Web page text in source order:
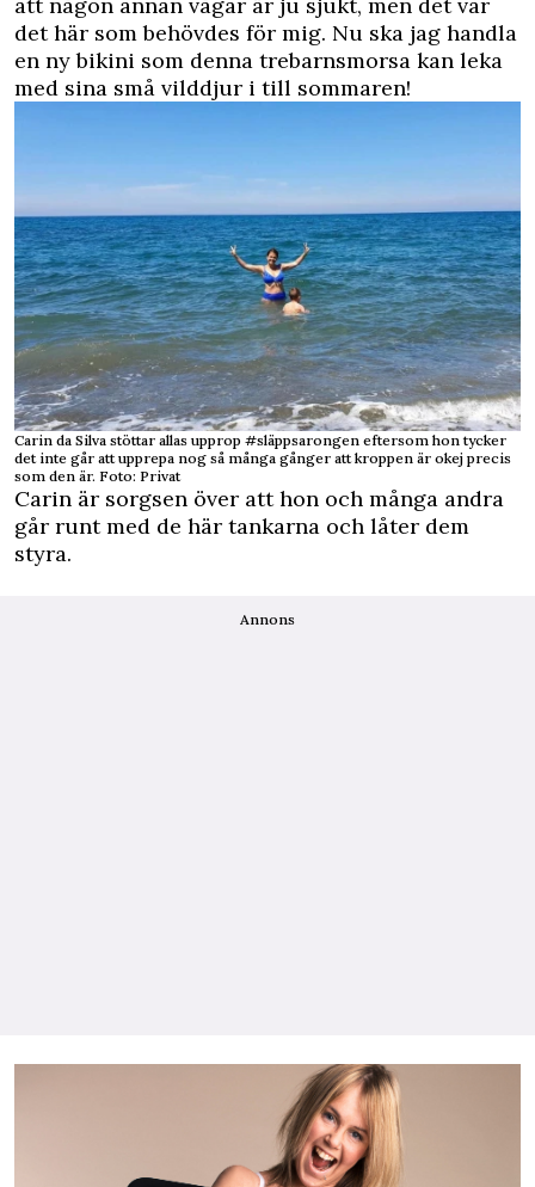
att någon annan vågar är ju sjukt, men det var
det här som behövdes för mig. Nu ska jag handla
en ny bikini som denna trebarnsmorsa kan leka
med sina små vilddjur i till sommaren!
Carin da Silva stöttar allas upprop #släppsarongen eftersom hon tycker
det inte går att upprepa nog så många gånger att kroppen är okej precis
som den är. Foto: Privat
Carin är sorgsen över att hon och många andra
går runt med de här tankarna och låter dem
styra.
Annons